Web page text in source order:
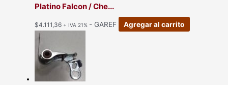
Platino Falcon / Che...
$4.111,36 + IVA 21% - GAREF Agregar al carrito